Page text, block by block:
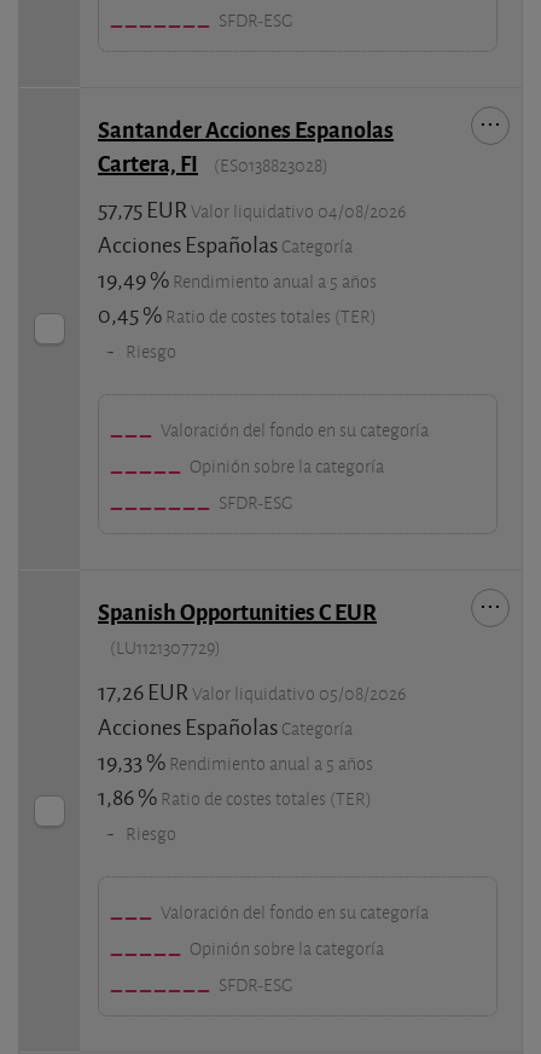
SFDR-ESG
Santander Acciones Espanolas
Cartera, FI
(ES0138823028)
57,75 EUR Valor liquidativo 04/08/2026
Acciones Españolas Categoría
19,49 % Rendimiento anual a 5 años
0,45 % Ratio de costes totales (TER)
- Riesgo
Valoración del fondo en su categoría
Opinión sobre la categoría
SFDR-ESG
Spanish Opportunities C EUR
(LU1121307729)
17,26 EUR Valor liquidativo 05/08/2026
Acciones Españolas Categoría
19,33 % Rendimiento anual a 5 años
1,86 % Ratio de costes totales (TER)
- Riesgo
Valoración del fondo en su categoría
Opinión sobre la categoría
SFDR-ESG